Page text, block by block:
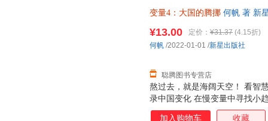
过本书了解当前经济趋势，投
题。 你会得到什么? 1.一份对
下，怎么规划孩子的人生道路?
变量4：大国的腾挪 何帆 著 新
熬过去，就是海阔天空！ 看智
录中国变化 在慢变量中寻找小
的中国土地 对个人选择、乡村
¥13.00 定价： ¥31.37 (4.15折)
聪腾图书专营店
何帆 /2022-01-01 /新星出版社
加入购物车 收藏